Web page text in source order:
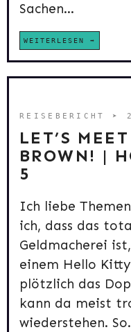
Sachen...
WEITERLESEN
REISEBERICHT ➤
LET’S
BROWN! |
5
Ich liebe
ich, dass das
Geldmacherei
einem Hello
plötzlich das
kann da meist
wiederstehen.